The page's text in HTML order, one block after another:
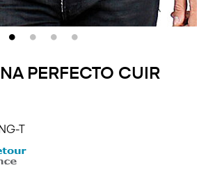
PERFECTO CUIR
T